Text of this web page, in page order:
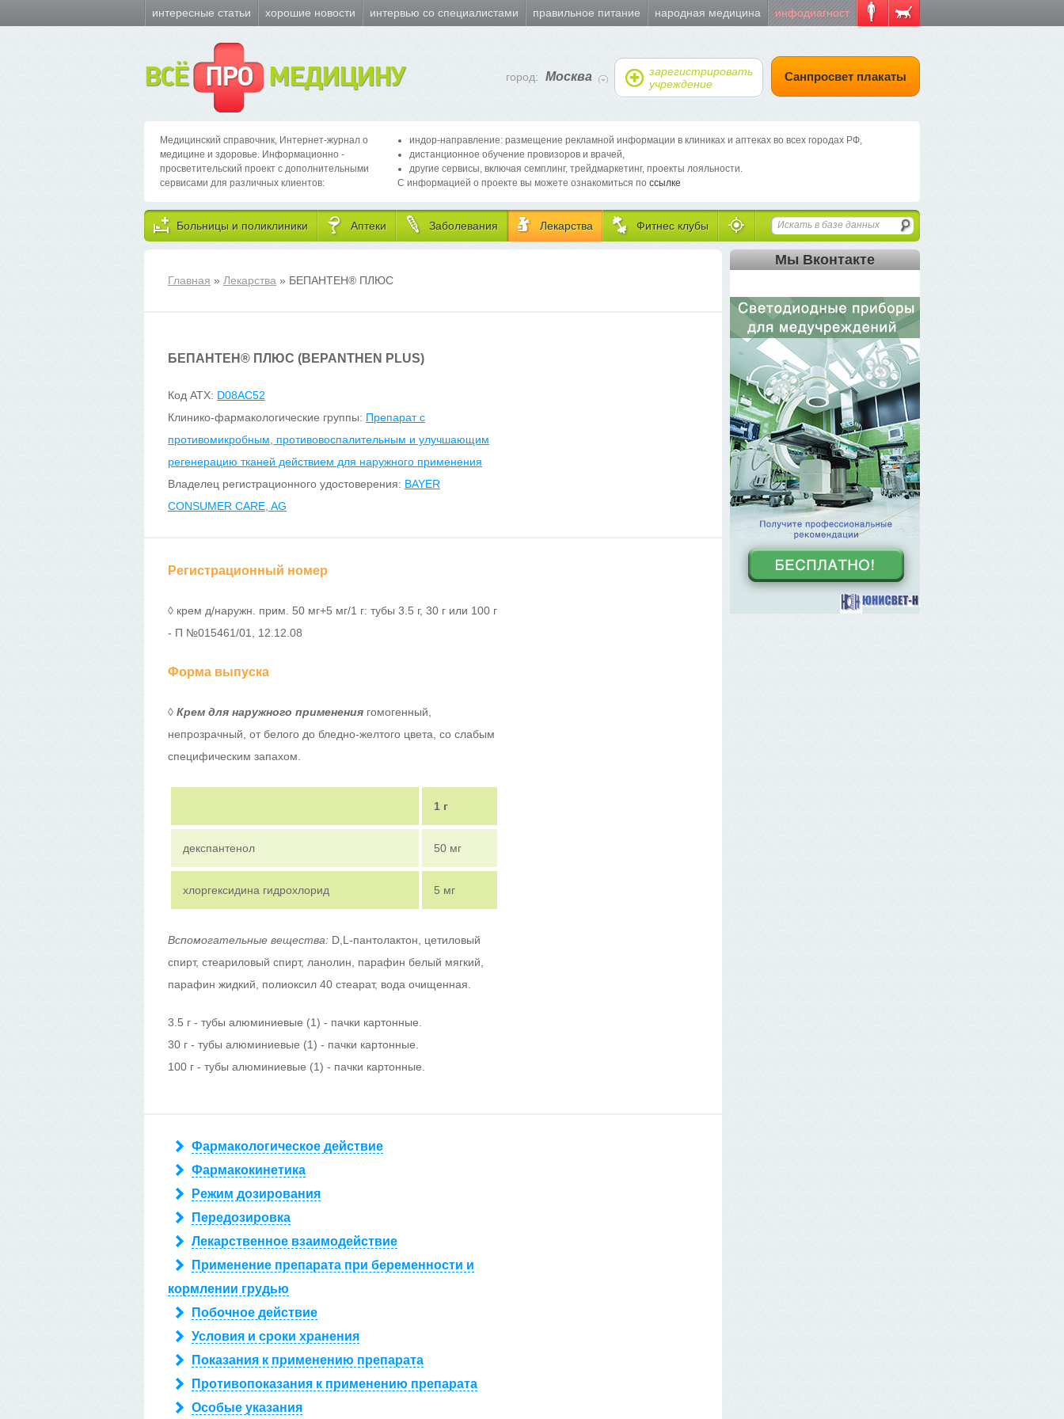
интересные статьи хорошие новости интервью со специалистами правильное питание народная медицина инфодиагност
ВСЁ ПРО МЕДИЦИНУ город: Москва
зарегистрировать
учреждение
Санпросвет плакаты
Медицинский справочник, Интернет-журнал о
медицине и здоровье. Информационно -
просветительский проект с дополнительными
сервисами для различных клиентов:
индор-направление: размещение рекламной информации в клиниках и аптеках во всех городах РФ,
дистанционное обучение провизоров и врачей,
другие сервисы, включая семплинг, трейдмаркетинг, проекты лояльности.
С информацией о проекте вы можете ознакомиться по ссылке
Больницы и поликлиники Аптеки Заболевания Лекарства Фитнес клубы
Главная » Лекарства » БЕПАНТЕН® ПЛЮС
БЕПАНТЕН® ПЛЮС (BEPANTHEN PLUS)
Код ATX: D08AC52
Клинико-фармакологические группы: Препарат с
противомикробным, противовоспалительным и улучшающим
регенерацию тканей действием для наружного применения
Владелец регистрационного удостоверения: BAYER
CONSUMER CARE, AG
Регистрационный номер
◊ крем д/наружн. прим. 50 мг+5 мг/1 г: тубы 3.5 г, 30 г или 100 г
- П №015461/01, 12.12.08
Форма выпуска
◊ Крем для наружного применения гомогенный,
непрозрачный, от белого до бледно-желтого цвета, со слабым
специфическим запахом.
1 г
декспантенол 50 мг
хлоргексидина гидрохлорид 5 мг
Вспомогательные вещества: D,L-пантолактон, цетиловый
спирт, стеариловый спирт, ланолин, парафин белый мягкий,
парафин жидкий, полиоксил 40 стеарат, вода очищенная.
3.5 г - тубы алюминиевые (1) - пачки картонные.
30 г - тубы алюминиевые (1) - пачки картонные.
100 г - тубы алюминиевые (1) - пачки картонные.
Фармакологическое действие
Фармакокинетика
Режим дозирования
Передозировка
Лекарственное взаимодействие
Применение препарата при беременности и
кормлении грудью
Побочное действие
Условия и сроки хранения
Показания к применению препарата
Противопоказания к применению препарата
Особые указания
Мы Вконтакте